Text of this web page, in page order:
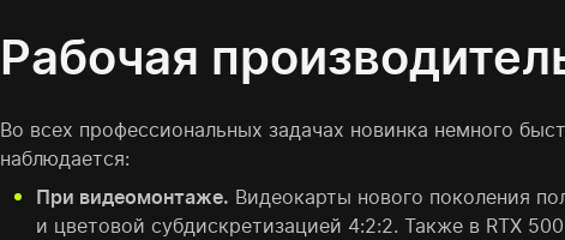
Рабочая
Во всех профессиональных задачах новинка немного
наблюдается:
При видеомонтаже. Видеокарты нового поколения
и цветовой субдискретизацией 4:2:2. Также в RTX